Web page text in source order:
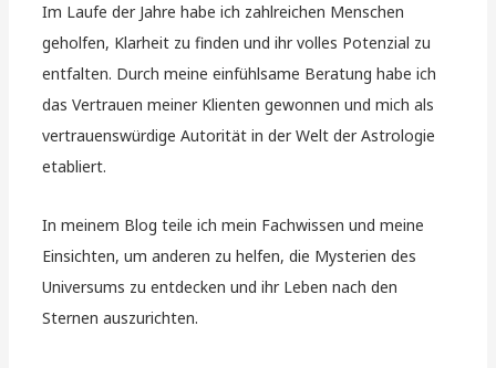
Im Laufe der Jahre habe ich zahlreichen Menschen
geholfen, Klarheit zu finden und ihr volles Potenzial zu
entfalten. Durch meine einfühlsame Beratung habe ich
das Vertrauen meiner Klienten gewonnen und mich als
vertrauenswürdige Autorität in der Welt der Astrologie
etabliert.
In meinem Blog teile ich mein Fachwissen und meine
Einsichten, um anderen zu helfen, die Mysterien des
Universums zu entdecken und ihr Leben nach den
Sternen auszurichten.